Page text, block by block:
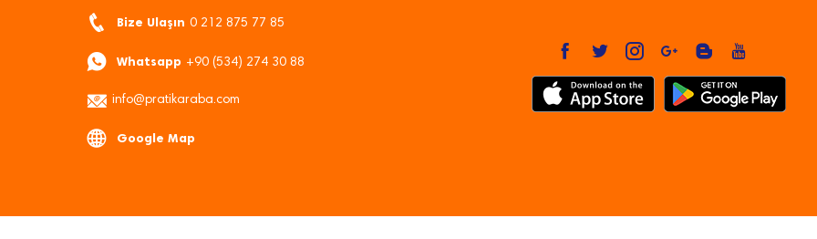
Bize Ulaşın 0 212 875 77 85
Whatsapp +90 (534) 274 30 88
info@pratikaraba.com
Google Map